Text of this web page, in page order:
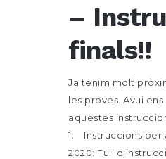
–
finals!!
Ja tenim molt
les proves. Avui
aquestes
1. Instruccions per
2020: Full